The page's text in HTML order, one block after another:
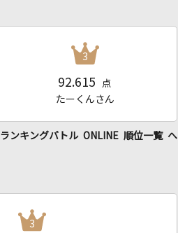
3
92.615
点
たーくんさん
ランキングバトル ONLINE 順位一覧 へ
3